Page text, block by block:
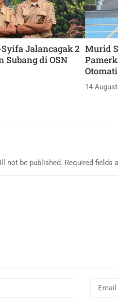
Jalancagak 2
Subang di OSN
Murid
14
not be published. Required fields